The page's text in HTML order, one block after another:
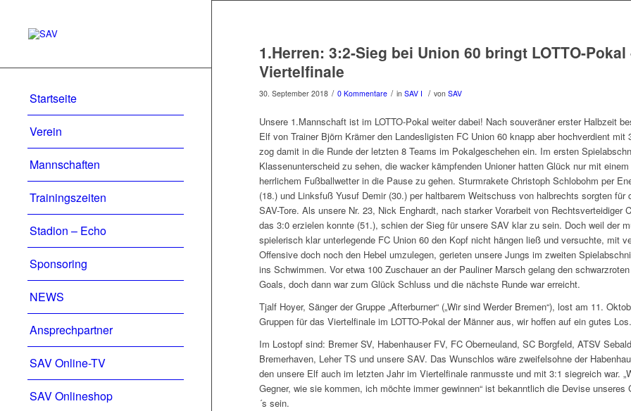
Startseite
Verein
Mannschaften
Trainingszeiten
Stadion – Echo
Sponsoring
NEWS
Ansprechpartner
SAV Online-TV
SAV Onlineshop
1.Herren: 3:2-Sieg bei Union 60 bringt LOTTO-Pokal
Viertelfinale
30. September 2018 / 0 Kommentare / in SAV I / von SAV
Unsere 1.Mannschaft ist im LOTTO-Pokal weiter dabei! Nach souveräner erster Halbzeit
Elf von Trainer Björn Krämer den Landesligisten FC Union 60 knapp aber hochverdient mit
zog damit in die Runde der letzten 8 Teams im Pokalgeschehen ein. Im ersten
Klassenunterscheid zu sehen, die wacker kämpfenden Unioner hatten Glück nur mit
herrlichem Fußballwetter in die Pause zu gehen. Sturmrakete Christoph Schlobohm per
(18.) und Linksfuß Yusuf Demir (30.) per haltbarem Weitschuss von halbrechts sorgten für
SAV-Tore. Als unsere Nr. 23, Nick Enghardt, nach starker Vorarbeit von Rechtsverteidiger
das 3:0 erzielen konnte (51.), schien der Sieg für unsere SAV klar zu sein. Doch weil der
spielerisch klar unterlegende FC Union 60 den Kopf nicht hängen ließ und versuchte, mit
Offensive doch noch den Hebel umzulegen, gerieten unsere Jungs im zweiten
ins Schwimmen. Vor etwa 100 Zuschauer an der Pauliner Marsch gelang den
Goals, doch dann war zum Glück Schluss und die nächste Runde war erreicht.
Tjalf Hoyer, Sänger der Gruppe „Afterburner“ („Wir sind Werder Bremen“), lost am 11.
Gruppen für das Viertelfinale im LOTTO-Pokal der Männer aus, wir hoffen auf ein gutes Los.
Im Lostopf sind: Bremer SV, Habenhauser FV, FC Oberneuland, SC Borgfeld, ATSV
Bremerhaven, Leher TS und unsere SAV. Das Wunschlos wäre zweifelsohne der
den unsere Elf auch im letzten Jahr im Viertelfinale ranmusste und mit 3:1 siegreich war.
Gegner, wie sie kommen, ich möchte immer gewinnen“ ist bekanntlich die Devise unseres
´s sein.